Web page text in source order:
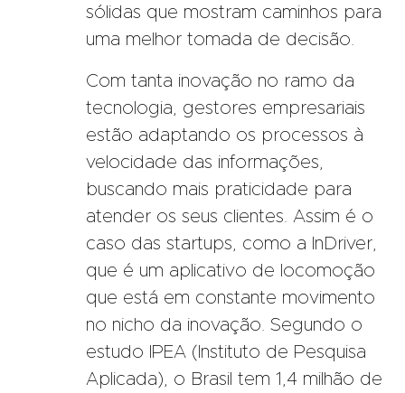
sólidas que mostram caminhos para
uma melhor tomada de decisão.
Com tanta inovação no ramo da
tecnologia, gestores empresariais
estão adaptando os processos à
velocidade das informações,
buscando mais praticidade para
atender os seus clientes. Assim é o
caso das startups, como a InDriver,
que é um aplicativo de locomoção
que está em constante movimento
no nicho da inovação. Segundo o
estudo IPEA (Instituto de Pesquisa
Aplicada), o Brasil tem 1,4 milhão de